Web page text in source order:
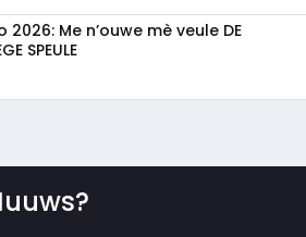
2026: Me n’ouwe mè veule DE
SPEULE